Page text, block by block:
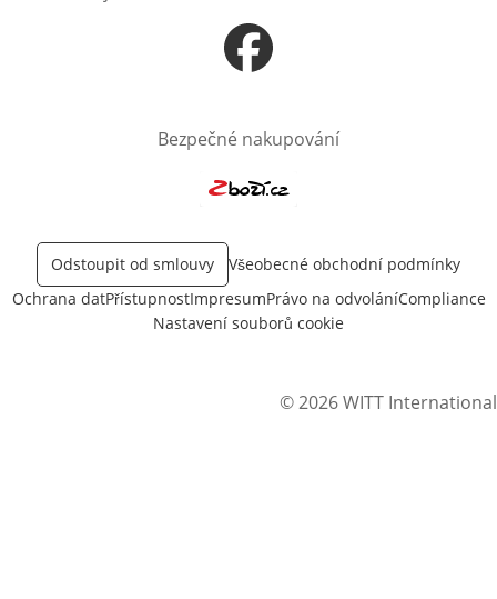
Otevře v novém okně
Bezpečné nakupování
Odstoupit od smlouvy
Všeobecné obchodní podmínky
Ochrana datPřístupnostImpresumPrávo na odvoláníCompliance
Nastavení souborů cookie
© 2026 WITT International